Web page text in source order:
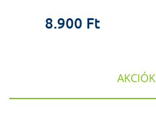
8.900 Ft
AKCIÓK